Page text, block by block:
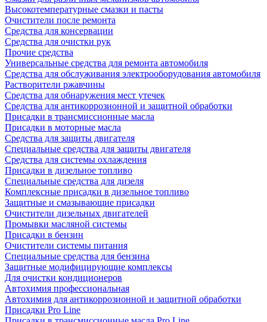
Высокотемпературные смазки и пасты
Очистители после ремонта
Средства для консервации
Средства для очистки рук
Прочие средства
Универсальные средства для ремонта автомобиля
Средства для обслуживания электрооборудования автомобиля
Растворители ржавчины
Средства для обнаружения мест утечек
Средства для антикоррозионной и защитной обработки
Присадки в трансмиссионные масла
Присадки в моторные масла
Средства для защиты двигателя
Специальныe средства для защиты двигателя
Средства для системы охлаждения
Присадки в дизельное топливо
Спeциальные средства для дизеля
Комплексные присадки в дизельное топливо
Защитные и смазывающие присадки
Очистители дизельных двигателей
Промывки масляной системы
Присадки в бензин
Очистители системы питания
Специальные срeдства для бензина
Защитные модифицирующие комплексы
Для очистки кондиционеров
Автохимия профессиональная
Автохимия для антикоррозионной и защитной обработки
Присадки Pro Line